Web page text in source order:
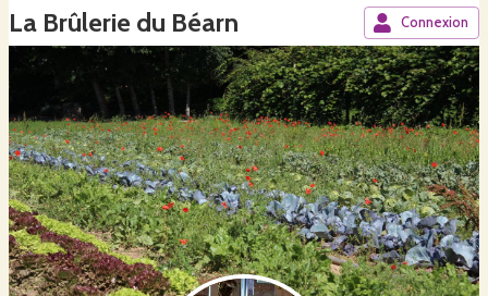
La Brûlerie du Béarn Connexion